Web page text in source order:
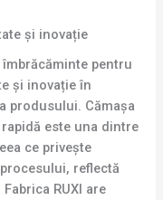
și inovație
pentru
și inovație în
produsului. Cămașa
este una dintre
ce privește
reflectă
RUXI are